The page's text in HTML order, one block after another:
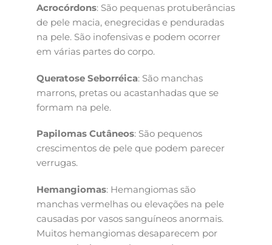
Acrocórdons: São pequenas protuberâncias
de pele macia, enegrecidas e penduradas
na pele. São inofensivas e podem ocorrer
em várias partes do corpo.
Queratose Seborréica: São manchas
marrons, pretas ou acastanhadas que se
formam na pele.
Papilomas Cutâneos: São pequenos
crescimentos de pele que podem parecer
verrugas.
Hemangiomas: Hemangiomas são
manchas vermelhas ou elevações na pele
causadas por vasos sanguíneos anormais.
Muitos hemangiomas desaparecem por